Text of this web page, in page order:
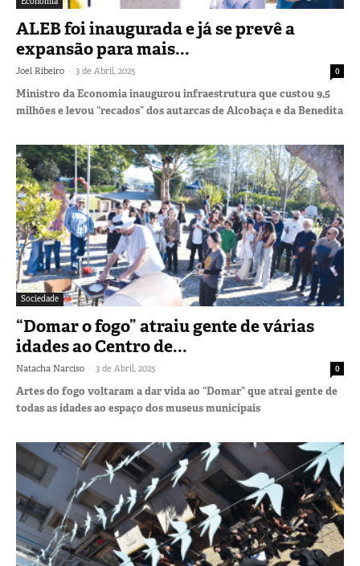
ALEB foi inaugurada e já se prevê a
expansão para mais...
Joel Ribeiro - 3 de Abril, 2025 0
Ministro da Economia inaugurou infraestrutura que custou 9,5
milhões e levou “recados” dos autarcas de Alcobaça e da Benedita
Sociedade
“Domar o fogo” atraiu gente de várias
idades ao Centro de...
Natacha Narciso - 3 de Abril, 2025 0
Artes do fogo voltaram a dar vida ao “Domar” que atrai gente de
todas as idades ao espaço dos museus municipais